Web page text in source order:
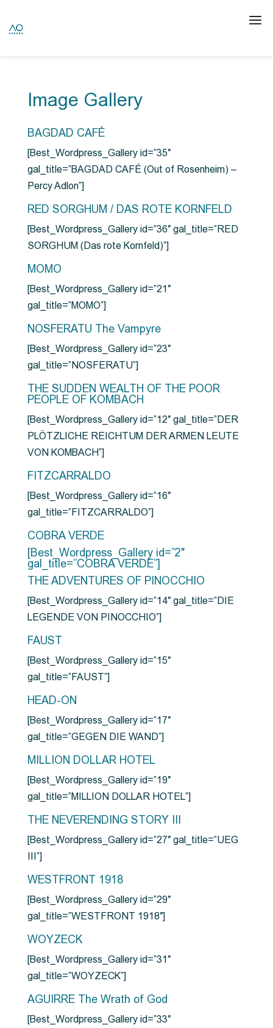
Image Gallery
BAGDAD CAFÉ
[Best_Wordpress_Gallery id=”35″
gal_title=”BAGDAD CAFÉ (Out of Rosenheim) –
Percy Adlon”]
RED SORGHUM / DAS ROTE KORNFELD
[Best_Wordpress_Gallery id=”36″ gal_title=”RED
SORGHUM (Das rote Kornfeld)”]
MOMO
[Best_Wordpress_Gallery id=”21″
gal_title=”MOMO”]
NOSFERATU The Vampyre
[Best_Wordpress_Gallery id=”23″
gal_title=”NOSFERATU”]
THE SUDDEN WEALTH OF THE POOR
PEOPLE OF KOMBACH
[Best_Wordpress_Gallery id=”12″ gal_title=”DER
PLÖTZLICHE REICHTUM DER ARMEN LEUTE
VON KOMBACH”]
FITZCARRALDO
[Best_Wordpress_Gallery id=”16″
gal_title=”FITZCARRALDO”]
COBRA VERDE
[Best_Wordpress_Gallery id=”2″
gal_title=”COBRA VERDE”]
THE ADVENTURES OF PINOCCHIO
[Best_Wordpress_Gallery id=”14″ gal_title=”DIE
LEGENDE VON PINOCCHIO”]
FAUST
[Best_Wordpress_Gallery id=”15″
gal_title=”FAUST”]
HEAD-ON
[Best_Wordpress_Gallery id=”17″
gal_title=”GEGEN DIE WAND”]
MILLION DOLLAR HOTEL
[Best_Wordpress_Gallery id=”19″
gal_title=”MILLION DOLLAR HOTEL”]
THE NEVERENDING STORY III
[Best_Wordpress_Gallery id=”27″ gal_title=”UEG
III”]
WESTFRONT 1918
[Best_Wordpress_Gallery id=”29″
gal_title=”WESTFRONT 1918″]
WOYZECK
[Best_Wordpress_Gallery id=”31″
gal_title=”WOYZECK”]
AGUIRRE The Wrath of God
[Best_Wordpress_Gallery id=”33″